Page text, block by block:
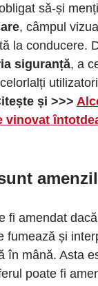
să-și
, câmpul
la conducere.
siguranță, a
și >>>
vinovat
fi amendat
fumează și
în mână. Asta
poate fi